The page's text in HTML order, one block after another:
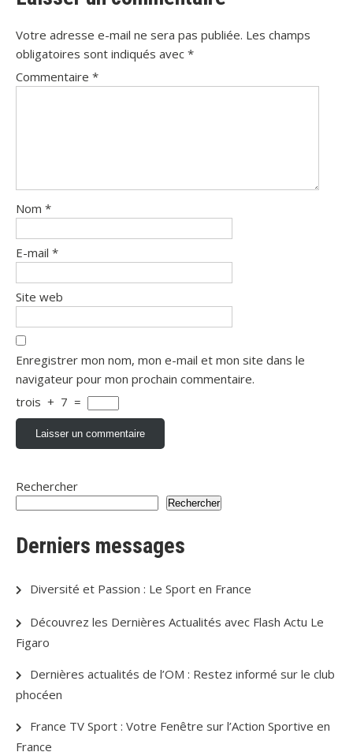
Votre adresse e-mail ne sera pas publiée. Les champs
obligatoires sont indiqués avec *
Commentaire *
Nom *
E-mail *
Site web
Enregistrer mon nom, mon e-mail et mon site dans le
navigateur pour mon prochain commentaire.
trois + 7 =
Rechercher
Rechercher
Derniers messages
Diversité et Passion : Le Sport en France
Découvrez les Dernières Actualités avec Flash Actu Le
Figaro
Dernières actualités de l’OM : Restez informé sur le club
phocéen
France TV Sport : Votre Fenêtre sur l’Action Sportive en
France